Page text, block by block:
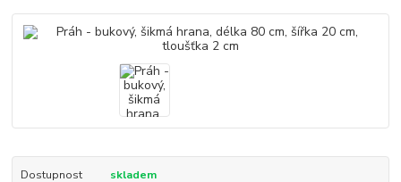
Dostupnost skladem